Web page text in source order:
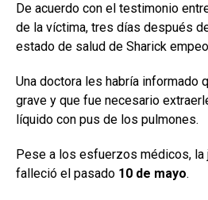
De acuerdo con el testimonio
de la víctima, tres días después
estado de salud de Sharick
Una doctora les habría informado
grave y que fue necesario
líquido con pus de los pulmones.
Pese a los esfuerzos médicos, la
falleció el pasado 10 de mayo.